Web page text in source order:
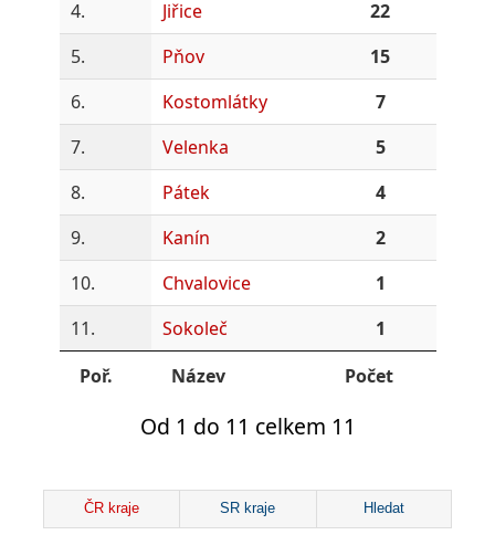
4.
Jiřice
22
5.
Pňov
15
6.
Kostomlátky
7
7.
Velenka
5
8.
Pátek
4
9.
Kanín
2
10.
Chvalovice
1
11.
Sokoleč
1
Poř.
Název Počet
Od 1 do 11 celkem 11
ČR kraje SR kraje Hledat